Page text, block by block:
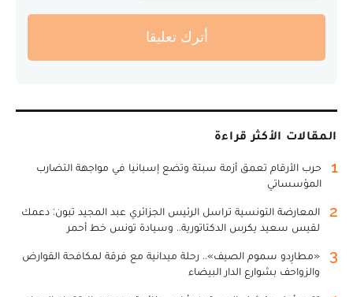
أترك تعليقا
المقالات الأكثر قراءة
1
حرب الأرقام تعمق أزمة سبتة وتضع إسبانيا في مواجهة التضارب
المؤسساتي
2
المعارضة التونسية تراسل الرئيس الجزائري عبد المجيد تبون: دعمك
لقيس سعيد يكرس الدكتاتورية.. وسيادة تونس خط أحمر
3
«مطارِدو سموم الصيف».. رحلة ميدانية مع فرقة لمكافحة القوارض
والزواحف بشوارع الدار البيضاء